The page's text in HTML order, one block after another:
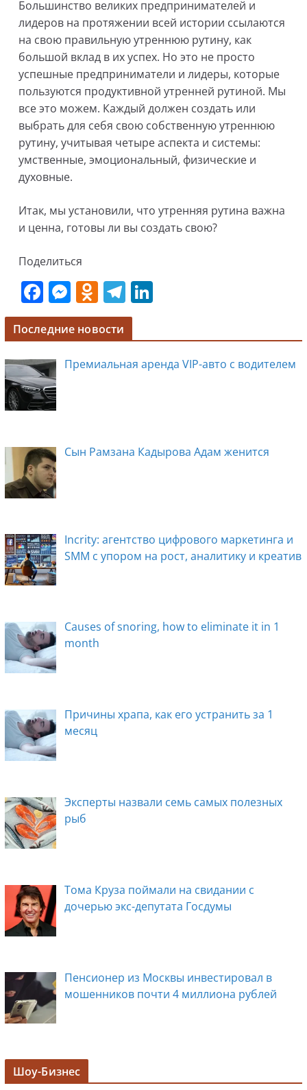
Большинство великих предпринимателей и
лидеров на протяжении всей истории ссылаются
на свою правильную утреннюю рутину, как
большой вклад в их успех. Но это не просто
успешные предприниматели и лидеры, которые
пользуются продуктивной утренней рутиной. Мы
все это можем. Каждый должен создать или
выбрать для себя свою собственную утреннюю
рутину, учитывая четыре аспекта и системы:
умственные, эмоциональный, физические и
духовные.
Итак, мы установили, что утренняя рутина важна
и ценна, готовы ли вы создать свою?
Поделиться
F
a
c
e
b
o
k
M
e
ss
e
n
O
d
n
o
ni
T
el
e
gr
Li
k
e
dI
Последние новости
Премиальная аренда VIP-авто с водителем
Сын Рамзана Кадырова Адам женится
Incrity: агентство цифрового маркетинга и
SMM с упором на рост, аналитику и креатив
Causes of snoring, how to eliminate it in 1
month
Причины храпа, как его устранить за 1
месяц
Эксперты назвали семь самых полезных
рыб
Тома Круза поймали на свидании с
дочерью экс-депутата Госдумы
Пенсионер из Москвы инвестировал в
мошенников почти 4 миллиона рублей
Задержана мэр Кургана Елена Ситникова, в
её кабинете прошли обыски
Шоу-Бизнес